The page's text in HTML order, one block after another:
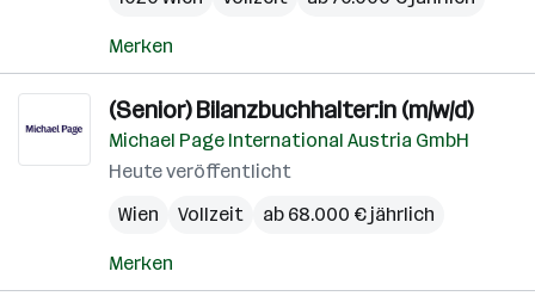
Merken
(Senior) Bilanzbuchhalter:in (m/w/d)
Michael Page International Austria GmbH
Heute veröffentlicht
Wien
Vollzeit ab 68.000 € jährlich
Merken